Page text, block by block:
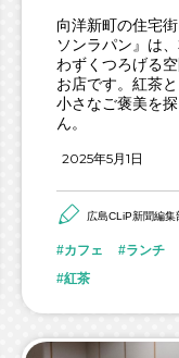
向洋新町の住宅
ソンラパン』は
わずくつろげる
お店です。紅茶
小さなご褒美を
ん。
2025年5月1日
広島CLiP新聞編集
カフェ ランチ
紅茶